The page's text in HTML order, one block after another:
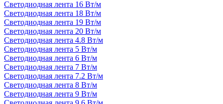
Светодиодная лента 16 Вт/м
Светодиодная лента 18 Вт/м
Светодиодная лента 19 Вт/м
Светодиодная лента 20 Вт/м
Светодиодная лента 4.8 Вт/м
Светодиодная лента 5 Вт/м
Светодиодная лента 6 Вт/м
Светодиодная лента 7 Вт/м
Светодиодная лента 7.2 Вт/м
Светодиодная лента 8 Вт/м
Светодиодная лента 9 Вт/м